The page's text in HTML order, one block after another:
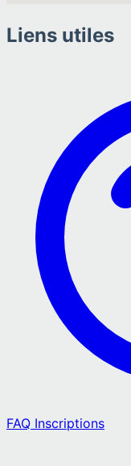
Liens utiles
FAQ Inscriptions